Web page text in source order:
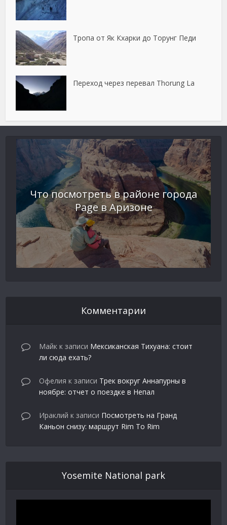
Тропа от Як Кхарки до Торунг Педи
Переход через перевал Thorung La
Что посмотреть в районе города
Page в Аризоне
Комментарии
Майк к записи Мексиканская Тихуана: стоит
ли сюда ехать?
Офелия к записи Трек вокруг Аннапурны в
ноябре: отчет о поездке в Непал
Ираклий к записи Посмотреть на Гранд
Каньон снизу: маршрут Rim To Rim
Yosemite National park